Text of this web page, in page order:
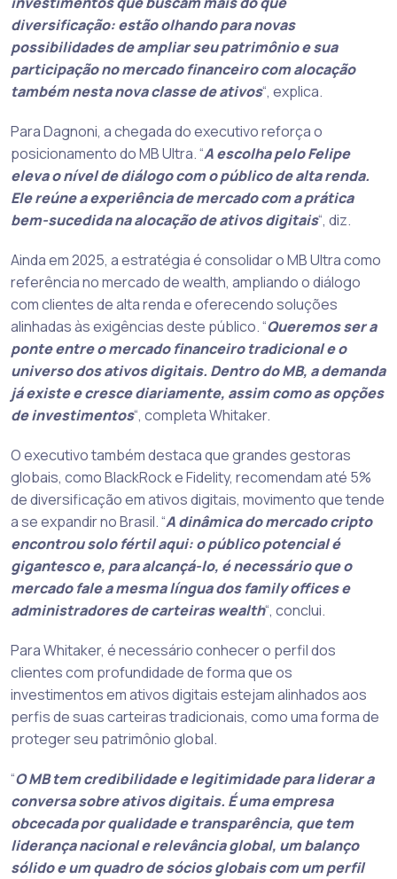
diversificação: estão olhando para novas
possibilidades de ampliar seu patrimônio e sua
participação no mercado financeiro com alocação
também nesta nova classe de ativos“, explica.
Para Dagnoni, a chegada do executivo reforça o
posicionamento do MB Ultra. “A escolha pelo Felipe
eleva o nível de diálogo com o público de alta renda.
Ele reúne a experiência de mercado com a prática
bem-sucedida na alocação de ativos digitais“, diz.
Ainda em 2025, a estratégia é consolidar o MB Ultra como
referência no mercado de wealth, ampliando o diálogo
com clientes de alta renda e oferecendo soluções
alinhadas às exigências deste público. “Queremos ser a
ponte entre o mercado financeiro tradicional e o
universo dos ativos digitais. Dentro do MB, a demanda
já existe e cresce diariamente, assim como as opções
de investimentos“, completa Whitaker.
O executivo também destaca que grandes gestoras
globais, como BlackRock e Fidelity, recomendam até 5%
de diversificação em ativos digitais, movimento que tende
a se expandir no Brasil. “A dinâmica do mercado cripto
encontrou solo fértil aqui: o público potencial é
gigantesco e, para alcançá-lo, é necessário que o
mercado fale a mesma língua dos family offices e
administradores de carteiras wealth“, conclui.
Para Whitaker, é necessário conhecer o perfil dos
clientes com profundidade de forma que os
investimentos em ativos digitais estejam alinhados aos
perfis de suas carteiras tradicionais, como uma forma de
proteger seu patrimônio global.
“O MB tem credibilidade e legitimidade para liderar a
conversa sobre ativos digitais. É uma empresa
obcecada por qualidade e transparência, que tem
liderança nacional e relevância global, um balanço
sólido e um quadro de sócios globais com um perfil